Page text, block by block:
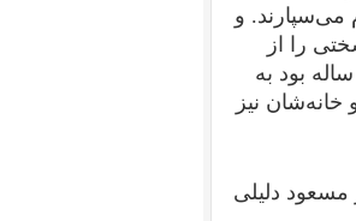
می‌سپارند. و
را از
خانواده‌ی او می‌گیرند. در سال ۱۳۶۵ علی دلیلی پدر مسعود که کشاورزی ۵۰ ساله بود به
و خانه‌شان نیز
دلیلی